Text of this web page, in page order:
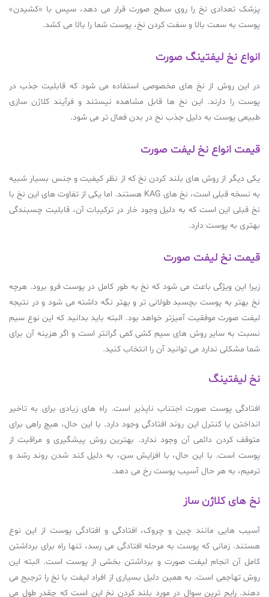
پزشک تعدادی نخ را روی سطح صورت قرار می دهد، سپس با «کشیدن»
پوست به سمت بالا و سفت کردن نخ، پوست شما را بالا می کشد.
انواع نخ لیفتینگ صورت
در این روش از نخ های مخصوصی استفاده می شود که قابلیت جذب در
پوست را دارند. این نخ ها قابل مشاهده نیستند و فرآیند کلاژن سازی
طبیعی پوست به دلیل جذب نخ در بدن فعال تر می شود.
قیمت انواع نخ لیفت صورت
یکی دیگر از روش های بلند کردن نخ که از نظر کیفیت و جنس بسیار شبیه
به نسخه قبلی است، نخ های KAG هستند. اما یکی از تفاوت های این نخ با
نخ قبلی این است که به دلیل وجود خار در ترکیبات آن، قابلیت چسبندگی
بهتری به پوست دارد.
قیمت نخ لیفت صورت
زیرا این ویژگی باعث می شود که نخ به طور کامل در پوست فرو برود. هرچه
نخ بهتر به پوست بچسبد طولانی تر و بهتر نگه داشته می شود و در نتیجه
لیفت صورت موفقیت آمیزتر خواهد بود. البته باید بدانید که این نوع سیم
نسبت به سایر روش های سیم کشی کمی گرانتر است و اگر هزینه آن برای
شما مشکلی ندارد می توانید آن را انتخاب کنید.
نخ لیفتینگ
افتادگی پوست صورت اجتناب ناپذیر است. راه های زیادی برای به تاخیر
انداختن یا کنترل این روند افتادگی وجود دارد. با این حال، هیچ راهی برای
متوقف کردن دائمی آن وجود ندارد. بهترین روش پیشگیری و مراقبت از
پوست است. با این حال، با افزایش سن، به دلیل کند شدن روند رشد و
ترمیم، به هر حال آسیب پوست رخ می دهد.
نخ های کلاژن ساز
آسیب هایی مانند چین و چروک، افتادگی و افتادگی پوست از این نوع
هستند. زمانی که پوست به مرحله افتادگی می رسد، تنها راه برای برداشتن
کامل آن انجام لیفت صورت و برداشتن بخشی از پوست است. البته این
روش تهاجمی است. به همین دلیل بسیاری از افراد لیفت با نخ را ترجیح می
دهند. رایج ترین سوال در مورد بلند کردن نخ این است که چقدر طول می